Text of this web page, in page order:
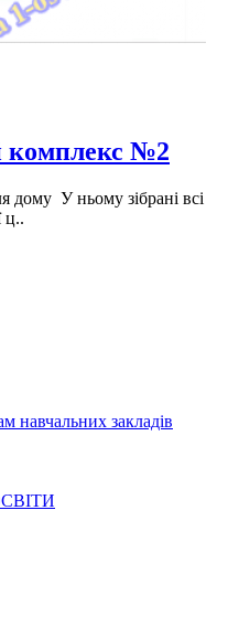
комплекс №2
дому У ньому зібрані всі
ц..
навчальних закладів